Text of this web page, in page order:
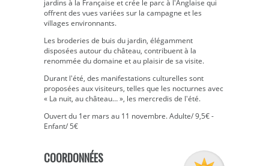
jardins à la Française et crée le parc à l'Anglaise qui
offrent des vues variées sur la campagne et les
villages environnants.
Les broderies de buis du jardin, élégamment
disposées autour du château, contribuent à la
renommée du domaine et au plaisir de sa visite.
Durant l'été, des manifestations culturelles sont
proposées aux visiteurs, telles que les nocturnes avec
« La nuit, au château… », les mercredis de l'été.
Ouvert du 1er mars au 11 novembre. Adulte/ 9,5€ -
Enfant/ 5€
COORDONNÉES